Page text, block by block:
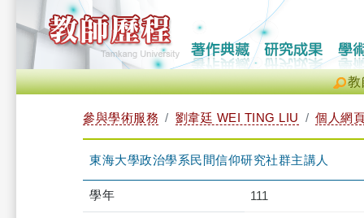
教
參與學術服務 劉韋廷 WEI TING LIU 個人網
東海大學政治學系民間信仰研究社群主講人
學年 111